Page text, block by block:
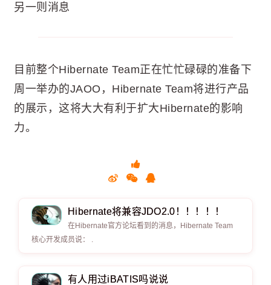
另一则消息
目前整个Hibernate Team正在忙忙碌碌的准备下
周一举办的JAOO，Hibernate Team将进行产品
的展示，这将大大有利于扩大Hibernate的影响
力。
Hibernate将兼容JDO2.0！！！！！
在Hibernate官方论坛看到的消息，Hibernate Team
核心开发成员说： .
有人用过iBATIS吗说说